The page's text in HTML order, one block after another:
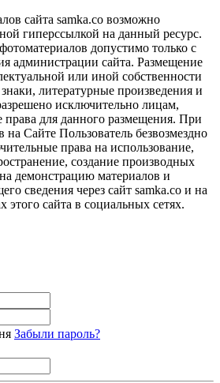
сайта samka.co возможно
гиперссылкой на данный ресурс.
допустимо только с
администрации сайта. Размещение
или иной собственности
литературные произведения и
исключительно лицам,
для данного размещения. При
Сайте Пользователь безвозмездно
права на использование,
создание производных
демонстрацию материалов и
сведения через сайт samka.co и на
сайта в социальных сетях.
Забыли пароль?